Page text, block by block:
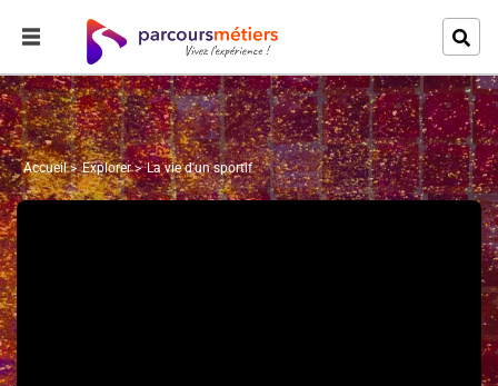
Accueil Explorer La vie d'un sportif